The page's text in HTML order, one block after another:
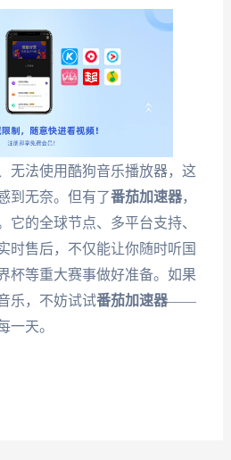
无法使用酷狗音乐播放器，这
到无奈。但有了番茄加速器，
它的全球节点、多平台支持、
时售后，不仅能让你随时听国
杯等重大赛事做好准备。如果
乐，不妨试试番茄加速器——
一天。